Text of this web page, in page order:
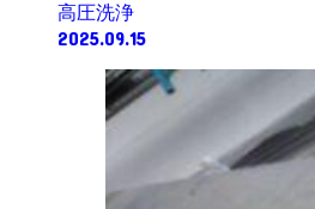
高圧洗浄
2025.09.15